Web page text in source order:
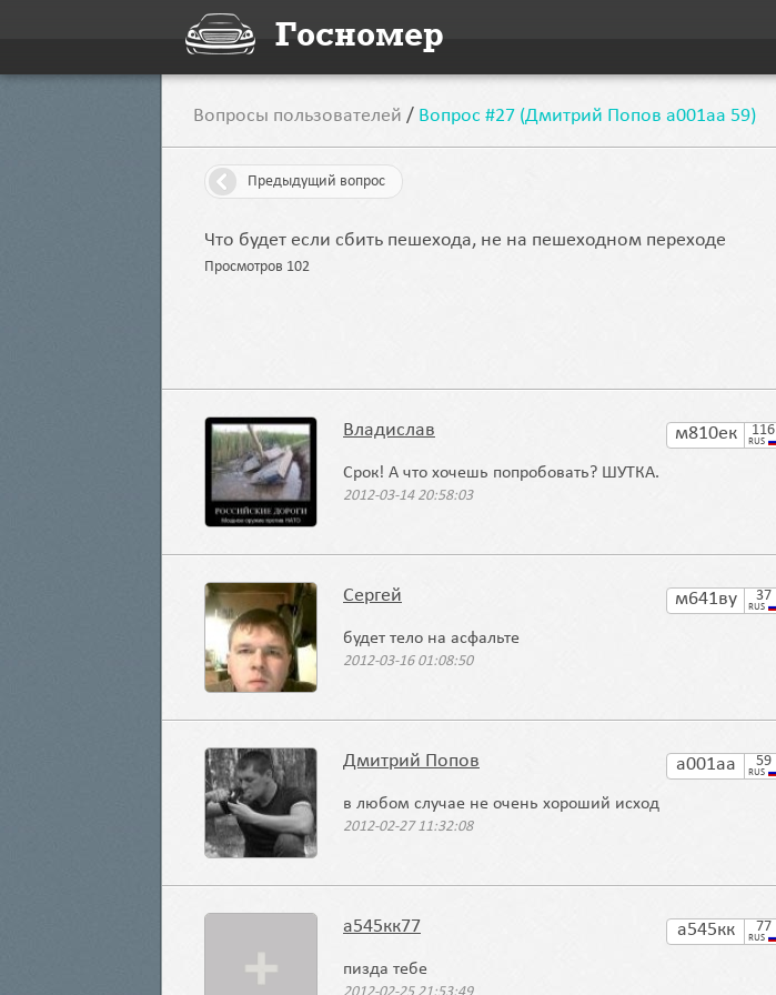
Госномер
Вопросы пользователей / Вопрос #27 (Дмитрий Попов а001аа 59)
Предыдущий вопрос
Что будет если сбить пешехода, не на пешеходном переходе
Просмотров 102
Владислав м810ек 116
RUS
Срок! А что хочешь попробовать? ШУТКА.
2012-03-14 20:58:03
Сергей м641ву 37
RUS
будет тело на асфальте
2012-03-16 01:08:50
Дмитрий Попов а001аа 59
RUS
в любом случае не очень хороший исход
2012-02-27 11:32:08
а545кк77 а545кк 77
RUS
пизда тебе